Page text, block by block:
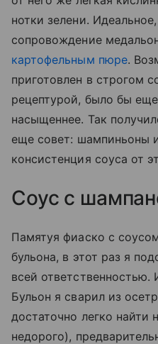
нотки зелени.
сопровождение
картофельным пюре.
приготовлен в строгом
рецептурой, было бы
насыщеннее. Так
еще совет: шампиньоны
консистенция соуса от
Соус с
Памятуя фиаско с
бульона, в этот раз я
всей ответственностью.
Бульон я сварил из
достаточно легко найти
недорого),